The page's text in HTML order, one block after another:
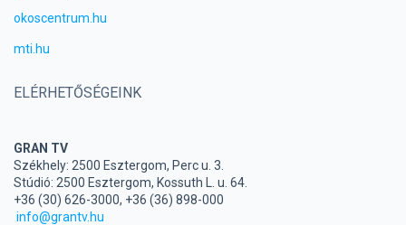
okoscentrum.hu
mti.hu
ELÉRHETŐSÉGEINK
GRAN TV
Székhely: 2500 Esztergom, Perc u. 3.
Stúdió: 2500 Esztergom, Kossuth L. u. 64.
+36 (30) 626-3000, +36 (36) 898-000
info@grantv.hu